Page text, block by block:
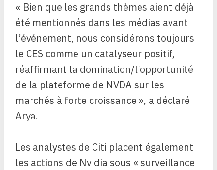
« Bien que les grands thèmes aient déjà
été mentionnés dans les médias avant
l’événement, nous considérons toujours
le CES comme un catalyseur positif,
réaffirmant la domination/l’opportunité
de la plateforme de NVDA sur les
marchés à forte croissance », a déclaré
Arya.
Les analystes de Citi placent également
les actions de Nvidia sous « surveillance